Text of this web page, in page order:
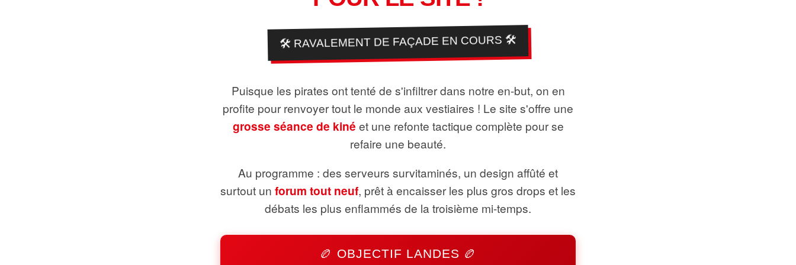
🛠️ RAVALEMENT DE FAÇADE EN COURS 🛠️
Puisque les pirates ont tenté de s'infiltrer dans notre en-but, on en
profite pour renvoyer tout le monde aux vestiaires ! Le site s'offre une
grosse séance de kiné et une refonte tactique complète pour se
refaire une beauté.
Au programme : des serveurs survitaminés, un design affûté et
surtout un forum tout neuf, prêt à encaisser les plus gros drops et les
débats les plus enflammés de la troisième mi-temps.
🏉 OBJECTIF LANDES 🏉